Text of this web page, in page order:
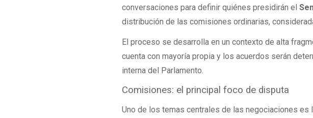
conversaciones para definir quiénes presidirán el
distribución de las comisiones ordinarias,
El proceso se desarrolla en un contexto de alta
cuenta con mayoría propia y los acuerdos serán
interna del Parlamento.
Comisiones: el principal foco de disputa
Uno de los temas centrales de las negociaciones es